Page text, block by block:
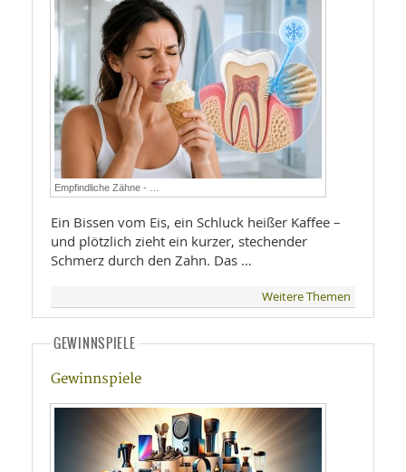
Empfindliche Zähne - …
Ein Bissen vom Eis, ein Schluck heißer Kaffee –
und plötzlich zieht ein kurzer, stechender
Schmerz durch den Zahn. Das …
Weitere Themen
GEWINNSPIELE
Gewinnspiele